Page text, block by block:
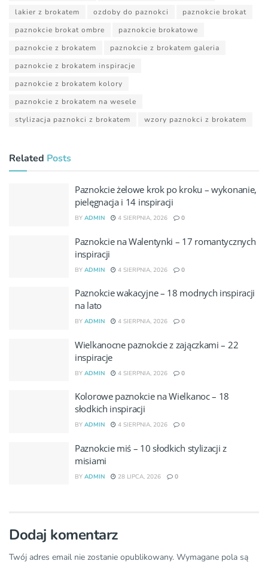
lakier z brokatem
ozdoby do paznokci
paznokcie brokat
paznokcie brokat ombre
paznokcie brokatowe
paznokcie z brokatem
paznokcie z brokatem galeria
paznokcie z brokatem inspiracje
paznokcie z brokatem kolory
paznokcie z brokatem na wesele
stylizacja paznokci z brokatem
wzory paznokci z brokatem
Related Posts
Paznokcie żelowe krok po kroku – wykonanie,
pielęgnacja i 14 inspiracji
BY ADMIN 4 SIERPNIA, 2026 0
Paznokcie na Walentynki – 17 romantycznych
inspiracji
BY ADMIN 4 SIERPNIA, 2026 0
Paznokcie wakacyjne – 18 modnych inspiracji
na lato
BY ADMIN 4 SIERPNIA, 2026 0
Wielkanocne paznokcie z zajączkami – 22
inspiracje
BY ADMIN 4 SIERPNIA, 2026 0
Kolorowe paznokcie na Wielkanoc – 18
słodkich inspiracji
BY ADMIN 4 SIERPNIA, 2026 0
Paznokcie miś – 10 słodkich stylizacji z
misiami
BY ADMIN 28 LIPCA, 2026 0
Dodaj komentarz
Twój adres email nie zostanie opublikowany. Wymagane pola są